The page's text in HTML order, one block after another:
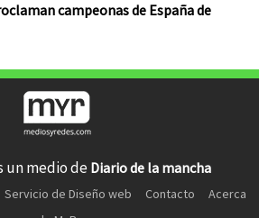
campeonas de España de
un medio de Diario de la mancha
Servicio de Diseño web Contacto
Acerca